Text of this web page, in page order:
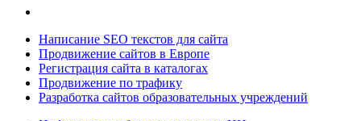
Написание SEO текстов для сайта
Продвижение сайтов в Европе
Регистрация сайта в каталогах
Продвижение по трафику
Разработка сайтов образовательных учреждений